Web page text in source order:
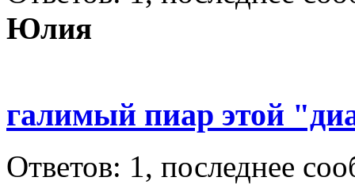
Юлия
галимый пиар этой
Ответов: 1, последнее